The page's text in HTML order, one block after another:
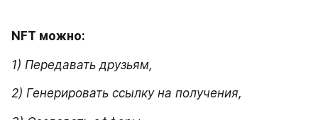
NFT можно:
1) Передавать друзьям,
2) Генерировать ссылку на получения,